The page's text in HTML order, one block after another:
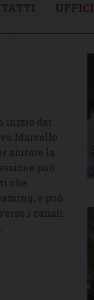
UFFICI
inizio dei
Marcello
aiutare la
può
che
e può
i canali